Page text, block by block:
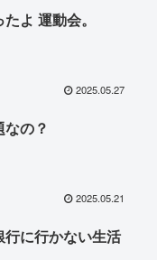
よ 運動会。
2025.05.27
の？
2025.05.21
行に行かない生活